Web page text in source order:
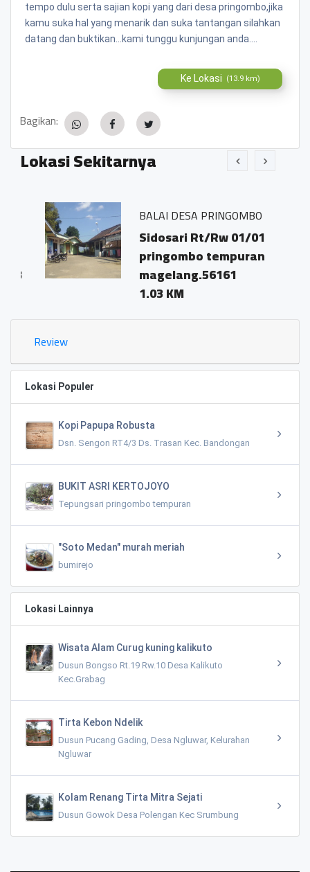
tempo dulu serta sajian kopi yang dari desa pringombo,jika
kamu suka hal yang menarik dan suka tantangan silahkan
datang dan buktikan...kami tunggu kunjungan anda....
Ke Lokasi (13.9 km)
Bagikan:
Lokasi Sekitarnya
BALAI DESA PRINGOMBO
Sidosari Rt/Rw 01/01
pringombo tempuran
magelang.56161
1.03 KM
Review
Lokasi Populer
Kopi Papupa Robusta
Dsn. Sengon RT4/3 Ds. Trasan Kec. Bandongan
BUKIT ASRI KERTOJOYO
Tepungsari pringombo tempuran
"Soto Medan" murah meriah
bumirejo
Lokasi Lainnya
Wisata Alam Curug kuning kalikuto
Dusun Bongso Rt.19 Rw.10 Desa Kalikuto
Kec.Grabag
Tirta Kebon Ndelik
Dusun Pucang Gading, Desa Ngluwar, Kelurahan
Ngluwar
Kolam Renang Tirta Mitra Sejati
Dusun Gowok Desa Polengan Kec Srumbung